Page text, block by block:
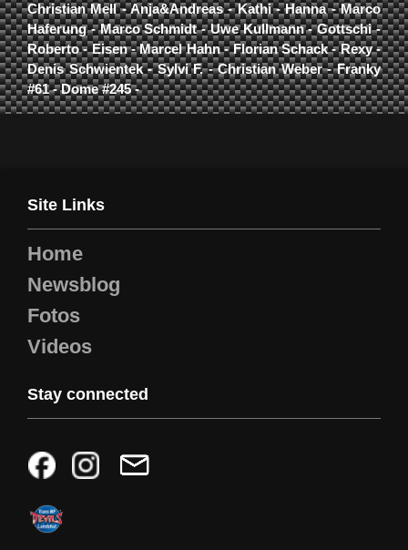
Christian Mell - Anja&Andreas - Kathi - Hanna - Marco
Haferung - Marco Schmidt - Uwe Kullmann - Gottschi -
Roberto - Eisen - Marcel Hahn - Florian Schack - Rexy -
Denis Schwientek - Sylvi F. - Christian Weber - Franky
#61 - Dome #245 -
Site Links
Home
Newsblog
Fotos
Videos
Stay connected